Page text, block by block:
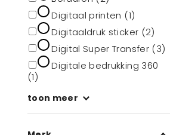
Digitaal printen (1)
Digitaaldruk sticker (2)
Digital Super Transfer (3)
Digitale bedrukking 360
(1)
toon meer